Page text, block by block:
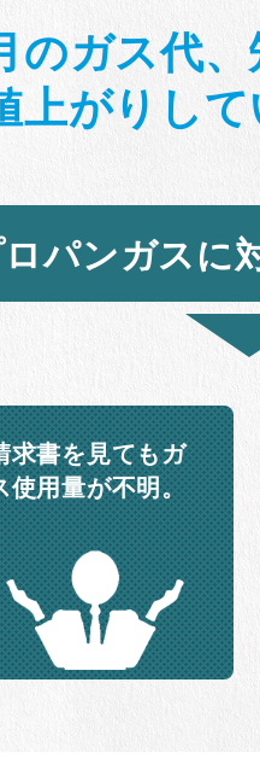
のガス代
上がりし
パンガスに
求書を見てもガ
使用量が不明。